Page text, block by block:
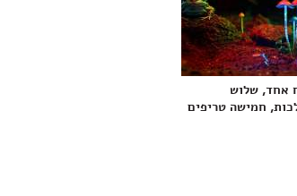
אחד, שלוש
חמישה טריפים